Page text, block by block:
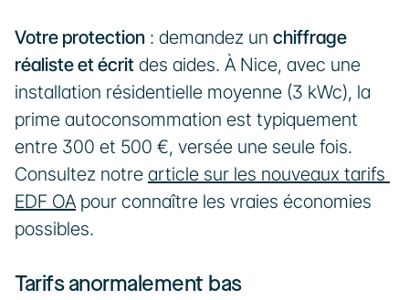
Votre protection : demandez un chiffrage
réaliste et écrit des aides. À Nice, avec une
installation résidentielle moyenne (3 kWc), la
prime autoconsommation est typiquement
entre 300 et 500 €, versée une seule fois.
Consultez notre article sur les nouveaux tarifs
EDF OA pour connaître les vraies économies
possibles.
Tarifs anormalement bas